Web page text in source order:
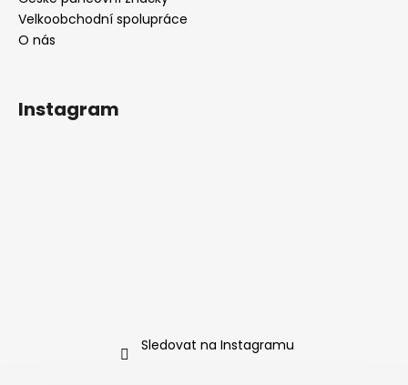
Velkoobchodní spolupráce
O nás
Instagram
Sledovat na Instagramu